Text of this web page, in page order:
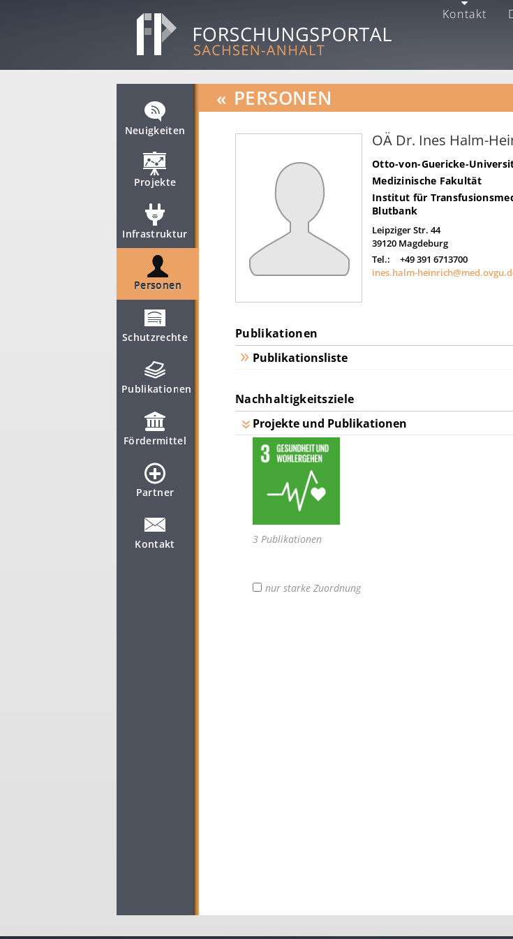
Kontakt
Neuigkeiten
Projekte
Infrastruktur
Personen
Schutzrechte
Publikationen
Fördermittel
Partner
Kontakt
« PERSONEN
OÄ Dr. Ines Halm-
Otto-von-Guericke-
Medizinische Fakultät
Institut für
Blutbank
Leipziger Str. 44
39120 Magdeburg
Tel.:
+49 391 6713700
ines.halm-
Publikationen
Publikationsliste
Nachhaltigkeitsziele
Projekte und Publikationen
3 Publikationen
nur starke Zuordnung